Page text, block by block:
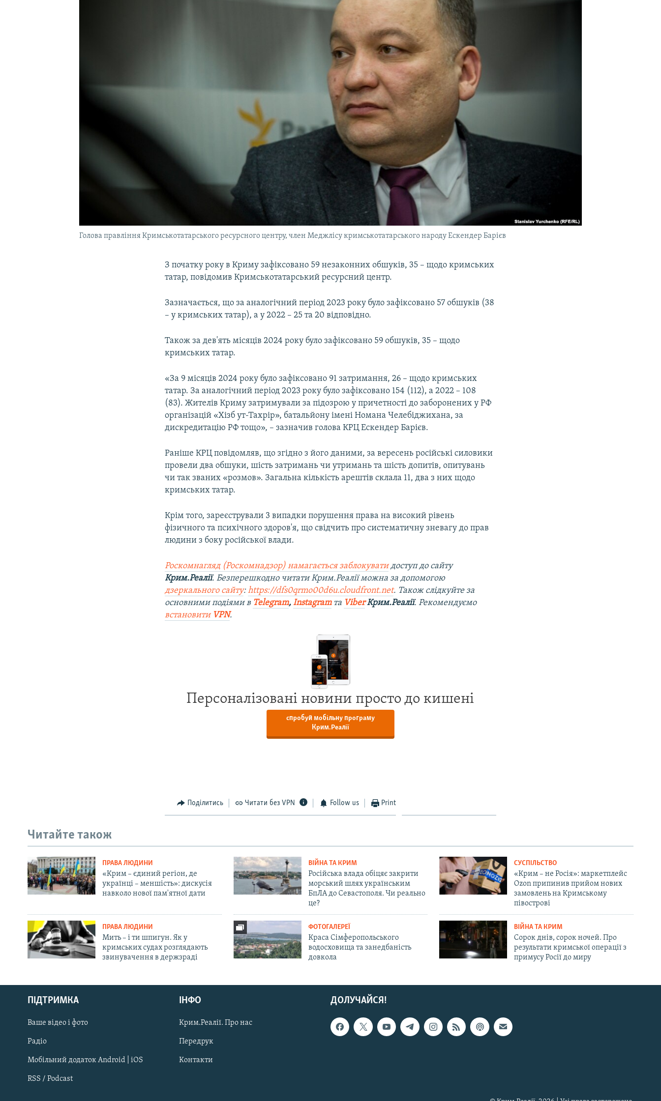
Русский
Qırımtatar
ДОЛУЧАЙСЯ!
Голова правління Кримськотатарського ресурсного центру, член Меджлісу кримськотатарського народу Ескендер Барієв
З початку року в Криму зафіксовано 59 незаконних обшуків, 35 – щодо кримських
татар, повідомив Кримськотатарський ресурсний центр.
Зазначається, що за аналогічний період 2023 року було зафіксовано 57 обшуків (38
– у кримських татар), а у 2022 – 25 та 20 відповідно.
Також за дев'ять місяців 2024 року було зафіксовано 59 обшуків, 35 – щодо
кримських татар.
«За 9 місяців 2024 року було зафіксовано 91 затримання, 26 – щодо кримських
татар. За аналогічний період 2023 року було зафіксовано 154 (112), а 2022 – 108
(83). Жителів Криму затримували за підозрою у причетності до заборонених у РФ
організацій «Хізб ут-Тахрір», батальйону імені Номана Челебіджихана, за
дискредитацію РФ тощо», – зазначив голова КРЦ Ескендер Барієв.
Раніше КРЦ повідомляв, що згідно з його даними, за вересень російські силовики
провели два обшуки, шість затримань чи утримань та шість допитів, опитувань
чи так званих «розмов». Загальна кількість арештів склала 11, два з них щодо
кримських татар.
Крім того, зареєстрували 3 випадки порушення права на високий рівень
фізичного та психічного здоров'я, що свідчить про систематичну зневагу до прав
людини з боку російської влади.
Роскомнагляд (Роскомнадзор) намагається заблокуватидоступ до сайту
Крим.Реалії. Безперешкодно читати Крим.Реалії можна за допомогою
дзеркального сайту:https://dfs0qrmo00d6u.cloudfront.net. Також слідкуйте за
основними подіями в Telegram,Instagramта ViberКрим.Реалії. Рекомендуємо
встановити VPN.
Персоналізовані новини просто до кишені
спробуй мобільну програму
Крим.Реалії
Поділитись Читати без VPN Follow us Print
Читайте також
ПРАВА ЛЮДИНИ
«Крим – єдиний регіон, де
українці – меншість»: дискусія
навколо нової пам'ятної дати
ВІЙНА ТА КРИМ
Російська влада обіцяє закрити
морський шлях українським
БпЛА до Севастополя. Чи реально
це?
СУСПІЛЬСТВО
«Крим – не Росія»: маркетплейс
Ozon припинив прийом нових
замовлень на Кримському
півострові
ПРАВА ЛЮДИНИ
Мить – і ти шпигун. Як у
кримських судах розглядають
звинувачення в держзраді
ФОТОГАЛЕРЕЇ
Краса Сімферопольського
водосховища та занедбаність
довкола
ВІЙНА ТА КРИМ
Сорок днів, сорок ночей. Про
результати кримської операції з
примусу Росії до миру
ДОЛУЧАЙСЯ!
ПІДТРИМКА
Ваше відео і фото
Радіо
Мобільний додаток Android | iOS
RSS / Podcast
ІНФО
Крим.Реалії. Про нас
Передрук
Контакти